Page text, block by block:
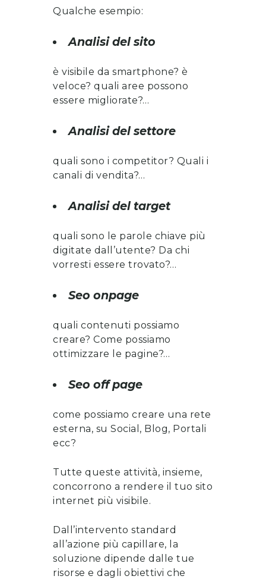
Qualche esempio:
Analisi del sito
è visibile da smartphone? è
veloce? quali aree possono
essere migliorate?…
Analisi del settore
quali sono i competitor? Quali i
canali di vendita?…
Analisi del target
quali sono le parole chiave più
digitate dall’utente? Da chi
vorresti essere trovato?…
Seo onpage
quali contenuti possiamo
creare? Come possiamo
ottimizzare le pagine?…
Seo off page
come possiamo creare una rete
esterna, su Social, Blog, Portali
ecc?
Tutte queste attività, insieme,
concorrono a rendere il tuo sito
internet più visibile.
Dall’intervento standard
all’azione più capillare, la
soluzione dipende dalle tue
risorse e dagli obiettivi che